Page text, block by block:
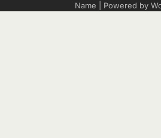
Name | Powered by